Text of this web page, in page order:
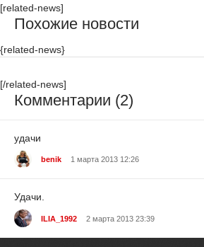
[related-news]
Похожие новости
{related-news}
[/related-news]
Комментарии (2)
удачи
benik 1 марта 2013 12:26
Удачи.
ILIA_1992 2 марта 2013 23:39